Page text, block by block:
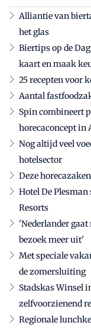
Alliantie van
het glas
Biertips op de
kaart en maak
25 recepten voor
Aantal
Spin combineert
horecaconcept in
Nog altijd veel
hotelsector
Deze
Hotel De
Resorts
'Nederlander
bezoek meer uit'
Met speciale
de zomersluiting
Stadskas Winsel
zelfvoorzienend
Regionale